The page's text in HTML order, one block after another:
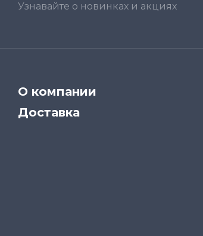
Узнавайте о новинках и акциях
О компании
Доставка